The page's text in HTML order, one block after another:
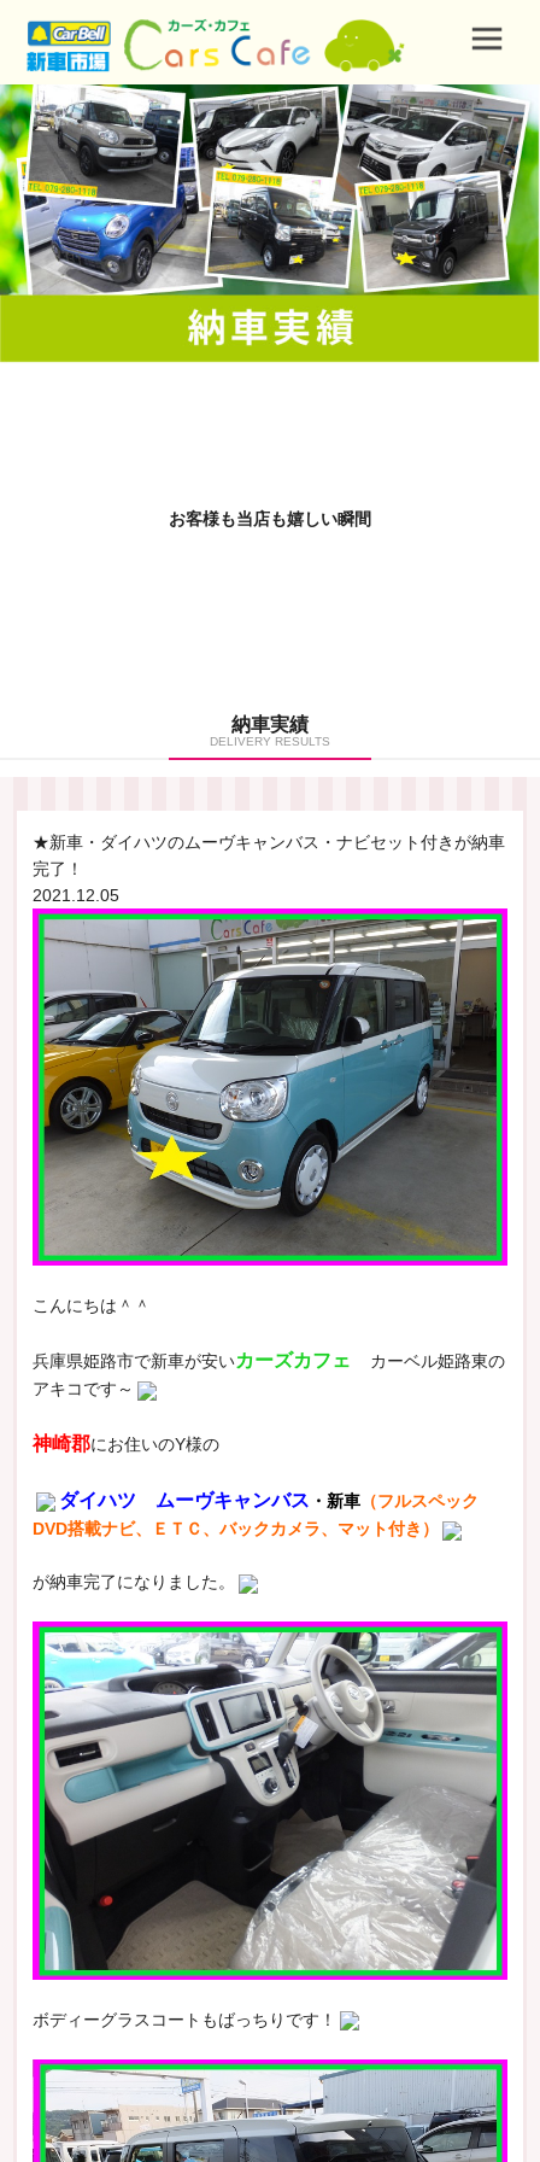
お客様も当店も嬉しい瞬間
納車実績
DELIVERY RESULTS
★新車・ダイハツのムーヴキャンバス・ナビセット付きが納車
完了！
2021.12.05
こんにちは＾＾
兵庫県姫路市で新車が安いカーズカフェ
カーベル姫路東の
アキコです～
神崎郡にお住いのY様の
ダイハツ ムーヴキャンバス ・新車（フルスペック
DVD搭載ナビ、ＥＴＣ、バックカメラ、マット付き）
が納車完了になりました。
ボディーグラスコートもばっちりです！